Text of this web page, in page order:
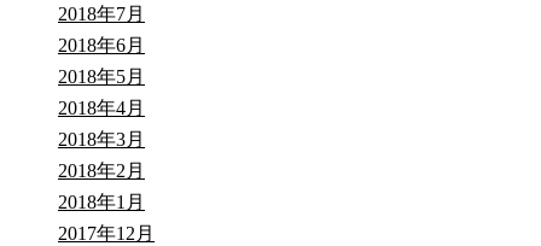
2018年7月
2018年6月
2018年5月
2018年4月
2018年3月
2018年2月
2018年1月
2017年12月